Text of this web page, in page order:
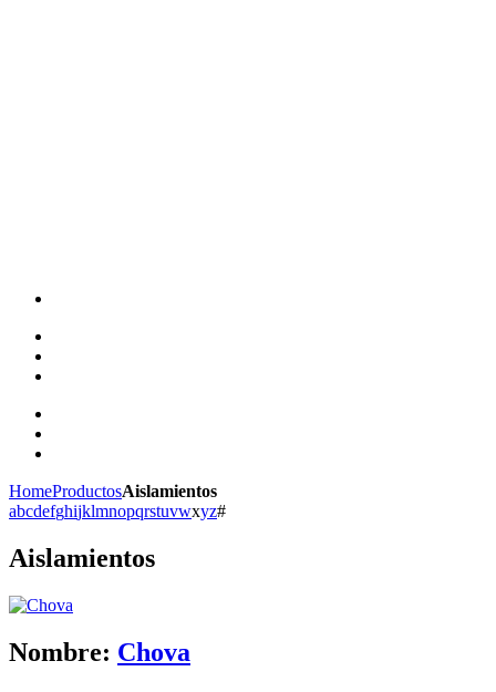
HomeProductosAislamientos
abcdefghijklmnopqrstuvwxyz#
Aislamientos
Nombre: Chova